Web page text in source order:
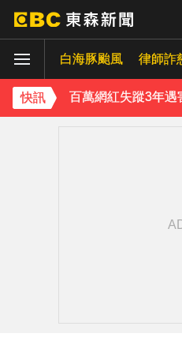
白海豚颱風 律師詐
快訊